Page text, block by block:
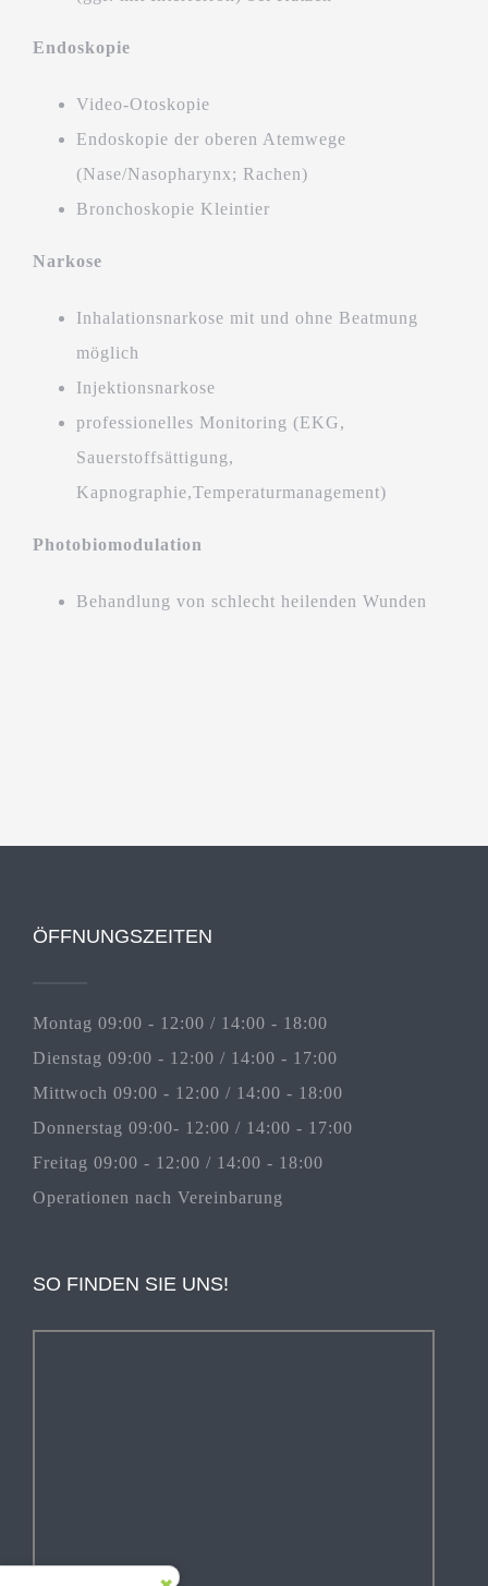
Endoskopie
Video-Otoskopie
Endoskopie der oberen Atemwege
(Nase/Nasopharynx; Rachen)
Bronchoskopie Kleintier
Narkose
Inhalationsnarkose mit und ohne Beatmung
möglich
Injektionsnarkose
professionelles Monitoring (EKG,
Sauerstoffsättigung,
Kapnographie,Temperaturmanagement)
Photobiomodulation
Behandlung von schlecht heilenden Wunden
ÖFFNUNGSZEITEN
Montag 09:00 - 12:00 / 14:00 - 18:00
Dienstag 09:00 - 12:00 / 14:00 - 17:00
Mittwoch 09:00 - 12:00 / 14:00 - 18:00
Donnerstag 09:00- 12:00 / 14:00 - 17:00
Freitag 09:00 - 12:00 / 14:00 - 18:00
Operationen nach Vereinbarung
SO FINDEN SIE UNS!